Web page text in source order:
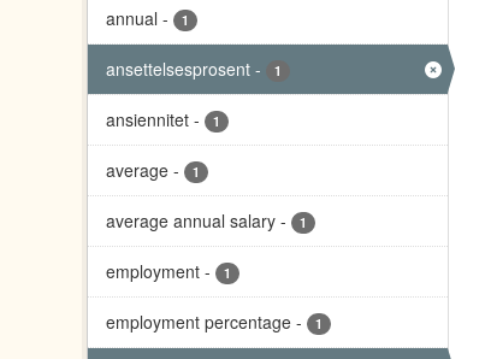
annual - 1
ansettelsesprosent - 1
ansiennitet - 1
average - 1
average annual salary - 1
employment - 1
employment percentage - 1